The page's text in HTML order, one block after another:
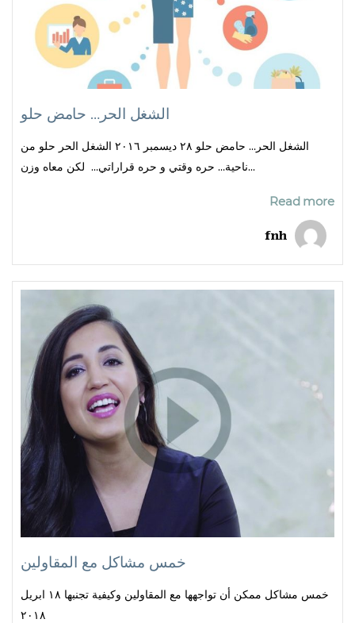
الشغل الحر… حامض حلو
الشغل الحر… حامض حلو ٢٨ ديسمبر ٢٠١٦ الشغل الحر حلو من
ناحية… حره وقتي و حره قراراتي… لكن معاه وزن...
Read more
fnh
خمس مشاكل مع المقاولين
خمس مشاكل ممكن أن تواجهها مع المقاولين وكيفية تجنبها ١٨ ابريل
٢٠١٨